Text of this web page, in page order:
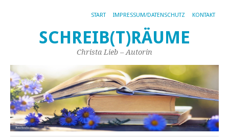
START IMPRESSUM/DATENSCHUTZ KONTAKT
SCHREIB(T)RÄUME
Christa Lieb – Autorin